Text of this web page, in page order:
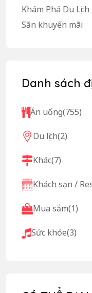
Khám Phá Du Lịch
Săn khuyến mãi
Danh sách
Ăn uống(755)
Du lịch(2)
Khác(7)
Khách sạn /
Mua sắm(1)
Sức khỏe(3)